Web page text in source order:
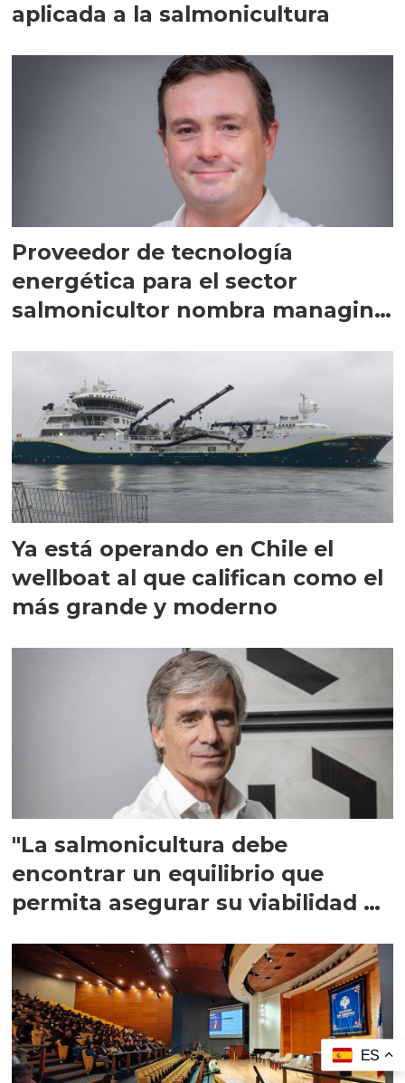
aplicada a la salmonicultura
Proveedor de tecnología
energética para el sector
salmonicultor nombra managing
Ya está operando en Chile el
wellboat al que califican como el
más grande y moderno
"La salmonicultura debe
encontrar un equilibrio que
permita asegurar su viabilidad de
ES